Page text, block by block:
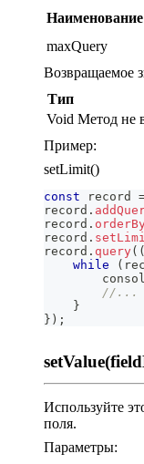
Наименование
maxQuery
Возвращаемое
Тип
Void Метод не
Пример:
setLimit()
const record
record .
record .
record .
record . query( (
while
(
//...
}
} ) ;
Используйте
поля.
Параметры: